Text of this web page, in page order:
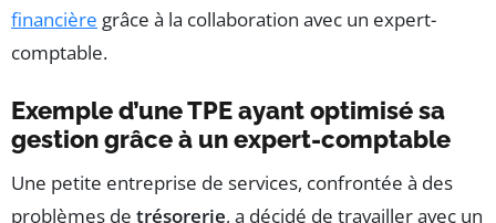
financière grâce à la collaboration avec un expert-
comptable.
Exemple d’une TPE ayant optimisé sa
gestion grâce à un expert-comptable
Une petite entreprise de services, confrontée à des
problèmes de trésorerie, a décidé de travailler avec un